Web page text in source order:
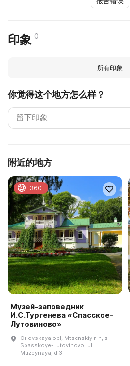
印象 0
所有印象
你觉得这个地方怎么样？
附近的地方
Музей-заповедник
И.С.Тургенева «Спасское-
Лутовиново»
Orlovskaya obl, Mtsenskiy r-n, s
Spasskoye-Lutovinovo, ul
Muzeynaya, d 3
360